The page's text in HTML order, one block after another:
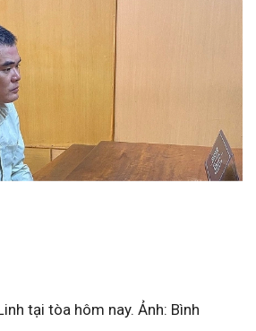
tại tòa hôm nay. Ảnh: Bình